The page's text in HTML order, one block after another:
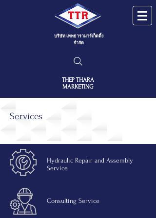
บริษัท เทพธารามาร์เก็ตติ้ง
จำกัด
THEP THARA
MARKETING
Services
Hydraulic Repair and Assembly
Service
Consulting Service